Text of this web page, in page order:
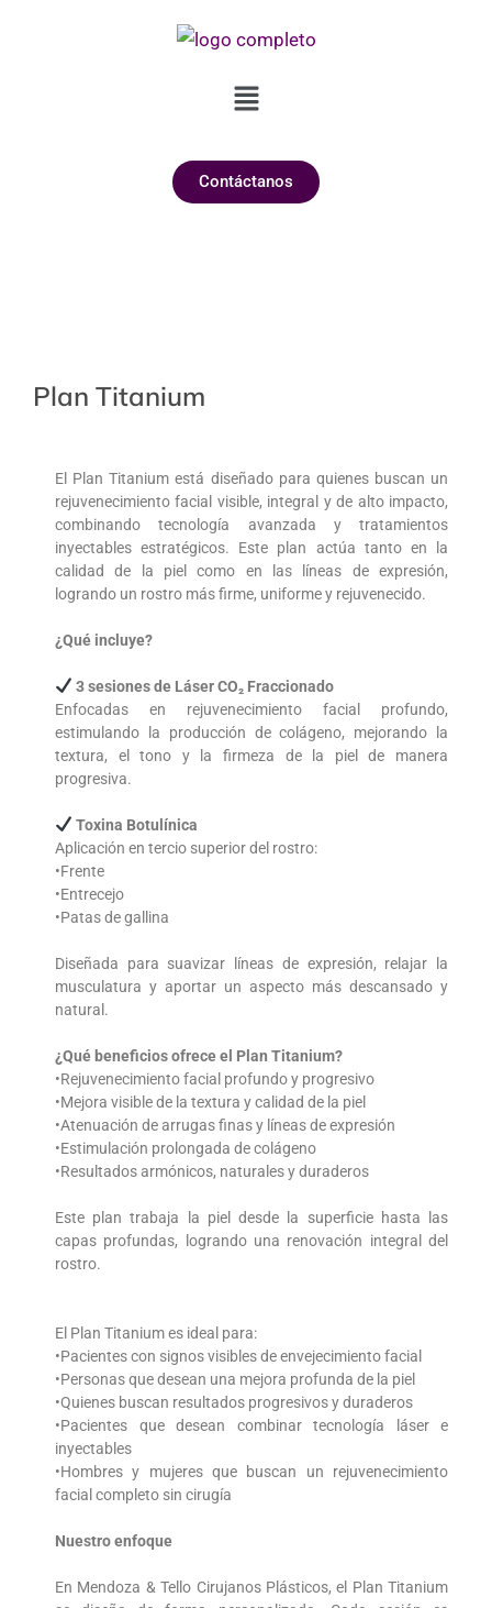
Menú
Contáctanos
Plan Titanium
El Plan Titanium está diseñado para quienes buscan un
rejuvenecimiento facial visible, integral y de alto impacto,
combinando tecnología avanzada y tratamientos
inyectables estratégicos. Este plan actúa tanto en la
calidad de la piel como en las líneas de expresión,
logrando un rostro más firme, uniforme y rejuvenecido.
¿Qué incluye?
3 sesiones de Láser CO₂ Fraccionado
Enfocadas en rejuvenecimiento facial profundo,
estimulando la producción de colágeno, mejorando la
textura, el tono y la firmeza de la piel de manera
progresiva.
Toxina Botulínica
Aplicación en tercio superior del rostro:
•Frente
•Entrecejo
•Patas de gallina
Diseñada para suavizar líneas de expresión, relajar la
musculatura y aportar un aspecto más descansado y
natural.
¿Qué beneficios ofrece el Plan Titanium?
•Rejuvenecimiento facial profundo y progresivo
•Mejora visible de la textura y calidad de la piel
•Atenuación de arrugas finas y líneas de expresión
•Estimulación prolongada de colágeno
•Resultados armónicos, naturales y duraderos
Este plan trabaja la piel desde la superficie hasta las
capas profundas, logrando una renovación integral del
rostro.
El Plan Titanium es ideal para:
•Pacientes con signos visibles de envejecimiento facial
•Personas que desean una mejora profunda de la piel
•Quienes buscan resultados progresivos y duraderos
•Pacientes que desean combinar tecnología láser e
inyectables
•Hombres y mujeres que buscan un rejuvenecimiento
facial completo sin cirugía
Nuestro enfoque
En Mendoza & Tello Cirujanos Plásticos, el Plan Titanium